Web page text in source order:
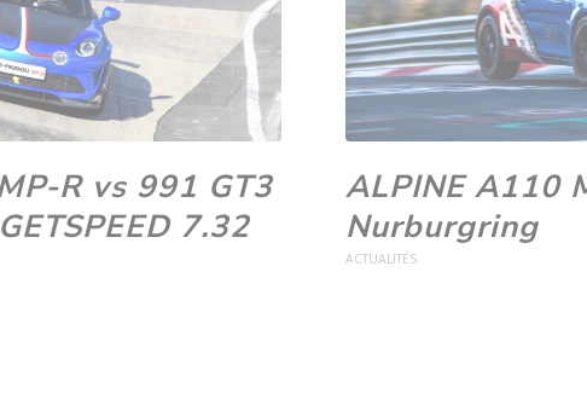
R vs 991 GT3
7.32
ALPINE A110
Nurburgring
ACTUALITÉS